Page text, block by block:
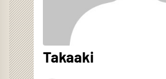
Takaaki